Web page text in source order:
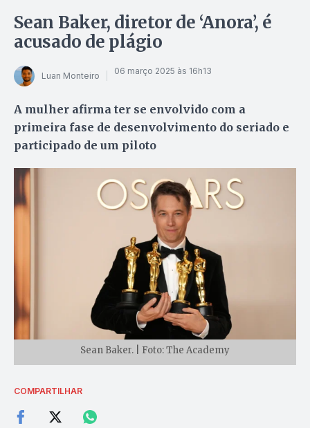
Sean Baker, diretor de ‘Anora’, é
acusado de plágio
Luan Monteiro 06 março 2025 às 16h13
A mulher afirma ter se envolvido com a
primeira fase de desenvolvimento do seriado e
participado de um piloto
Sean Baker. | Foto: The Academy
COMPARTILHAR